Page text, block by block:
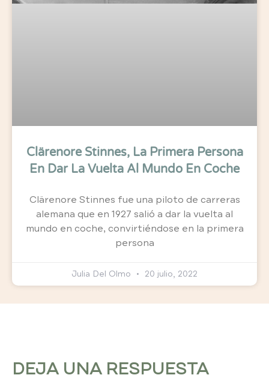
Clärenore Stinnes, La Primera Persona
En Dar La Vuelta Al Mundo En Coche
Clärenore Stinnes fue una piloto de carreras
alemana que en 1927 salió a dar la vuelta al
mundo en coche, convirtiéndose en la primera
persona
Julia Del Olmo 20 julio, 2022
DEJA UNA RESPUESTA